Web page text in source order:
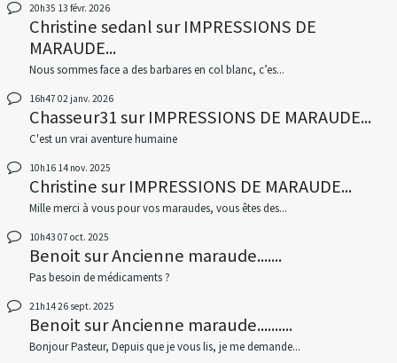
20h35 13 févr. 2026
Christine sedanlsurIMPRESSIONS DE
MARAUDE...
Nous sommes face a des barbares en col blanc, c’es...
16h47 02 janv. 2026
Chasseur31surIMPRESSIONS DE MARAUDE...
C'est un vrai aventure humaine
10h16 14 nov. 2025
ChristinesurIMPRESSIONS DE MARAUDE...
Mille merci à vous pour vos maraudes, vous êtes des...
10h43 07 oct. 2025
BenoitsurAncienne maraude.......
Pas besoin de médicaments ?
21h1426 sept. 2025
BenoitsurAncienne maraude..........
Bonjour Pasteur, Depuis que je vous lis, je me demande...